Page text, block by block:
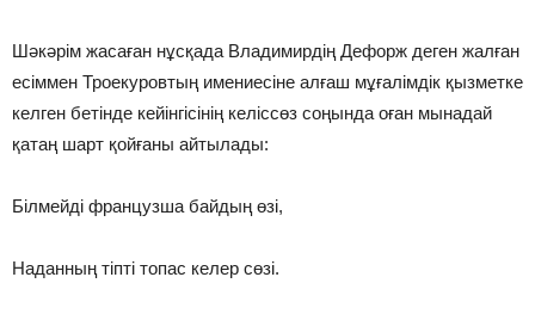
Шәкәрім жасаған нұсқада Владимирдің Дефорж деген жалған
есіммен Троекуровтың имениесіне алғаш мұғалімдік қызметке
келген бетінде кейінгісінің келіссөз соңында оған мынадай
қатаң шарт қойғаны айтылады:
Білмейді французша байдың өзі,
Наданның тіпті топас келер сөзі.